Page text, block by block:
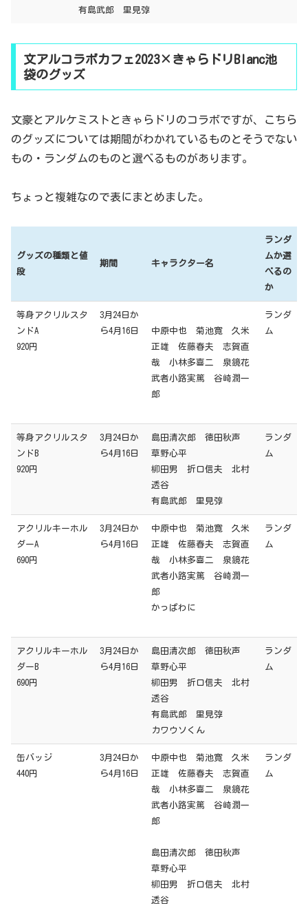
有島武郎 里見弴
文アルコラボカフェ2023×きゃらドリBlanc池
袋のグッズ
文豪とアルケミストときゃらドリのコラボですが、こちら
のグッズについては期間がわかれているものとそうでない
もの・ランダムのものと選べるものがあります。
ちょっと複雑なので表にまとめました。
グッズの種類と値
段
期間 キャラクター名
ランダ
ムか選
べるの
か
等身アクリルスタ
ンドA
920円
3月24日か
ら4月16日
中原中也 菊池寛 久米
正雄 佐藤春夫 志賀直
哉 小林多喜二 泉鏡花
武者小路実篤 谷崎潤一
郎
ランダ
ム
等身アクリルスタ
ンドB
920円
3月24日か
ら4月16日
島田清次郎 徳田秋声
草野心平
柳田男 折口信夫 北村
透谷
有島武郎 里見弴
ランダ
ム
アクリルキーホル
ダーA
690円
3月24日か
ら4月16日
中原中也 菊池寛 久米
正雄 佐藤春夫 志賀直
哉 小林多喜二 泉鏡花
武者小路実篤 谷崎潤一
郎
かっぱわに
ランダ
ム
アクリルキーホル
ダーB
690円
3月24日か
ら4月16日
島田清次郎 徳田秋声
草野心平
柳田男 折口信夫 北村
透谷
有島武郎 里見弴
カワウソくん
ランダ
ム
缶バッジ
440円
3月24日か
ら4月16日
中原中也 菊池寛 久米
正雄 佐藤春夫 志賀直
哉 小林多喜二 泉鏡花
武者小路実篤 谷崎潤一
郎
島田清次郎 徳田秋声
草野心平
柳田男 折口信夫 北村
透谷
ランダ
ム